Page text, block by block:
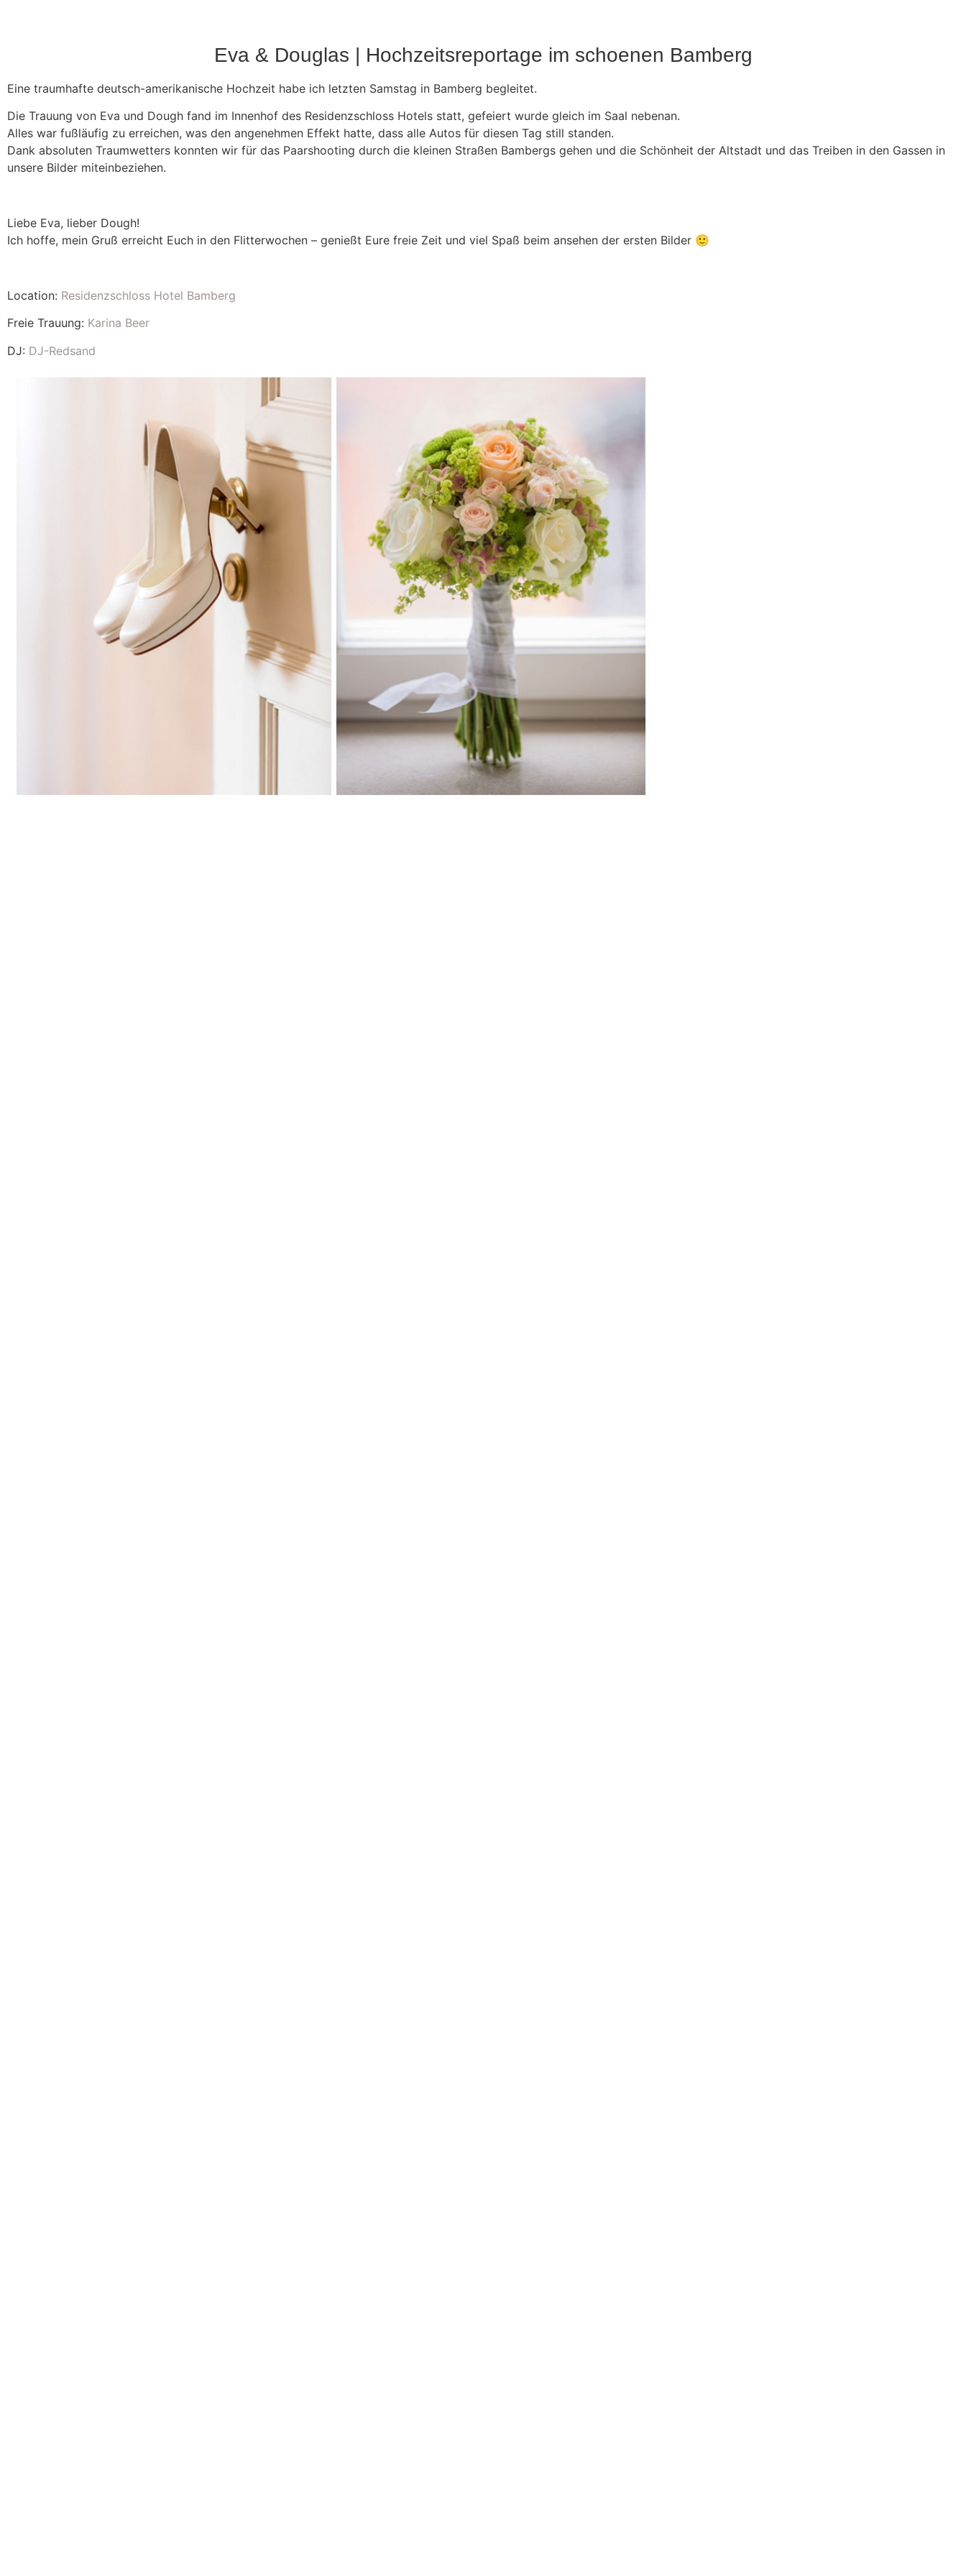
Eva & Douglas | Hochzeitsreportage im schoenen Bamberg
Eine traumhafte deutsch-amerikanische Hochzeit habe ich letzten Samstag in Bamberg begleitet.
Die Trauung von Eva und Dough fand im Innenhof des Residenzschloss Hotels statt, gefeiert wurde gleich im Saal nebenan.
Alles war fußläufig zu erreichen, was den angenehmen Effekt hatte, dass alle Autos für diesen Tag still standen.
Dank absoluten Traumwetters konnten wir für das Paarshooting durch die kleinen Straßen Bambergs gehen und die Schönheit der Altstadt und das Treiben in den Gassen in
unsere Bilder miteinbeziehen.
Liebe Eva, lieber Dough!
Ich hoffe, mein Gruß erreicht Euch in den Flitterwochen – genießt Eure freie Zeit und viel Spaß beim ansehen der ersten Bilder 🙂
Location: Residenzschloss Hotel Bamberg
Freie Trauung: Karina Beer
DJ: DJ-Redsand